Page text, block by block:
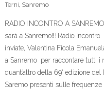
Terni Sanremo
RADIO INCONTRO A
sarà a Sanremo!!! Radio
inviate, Valentina Ficola
a Sanremo per raccontare tutti i
quant’altro della 69° edizione
Saremo presenti sulle frequenze